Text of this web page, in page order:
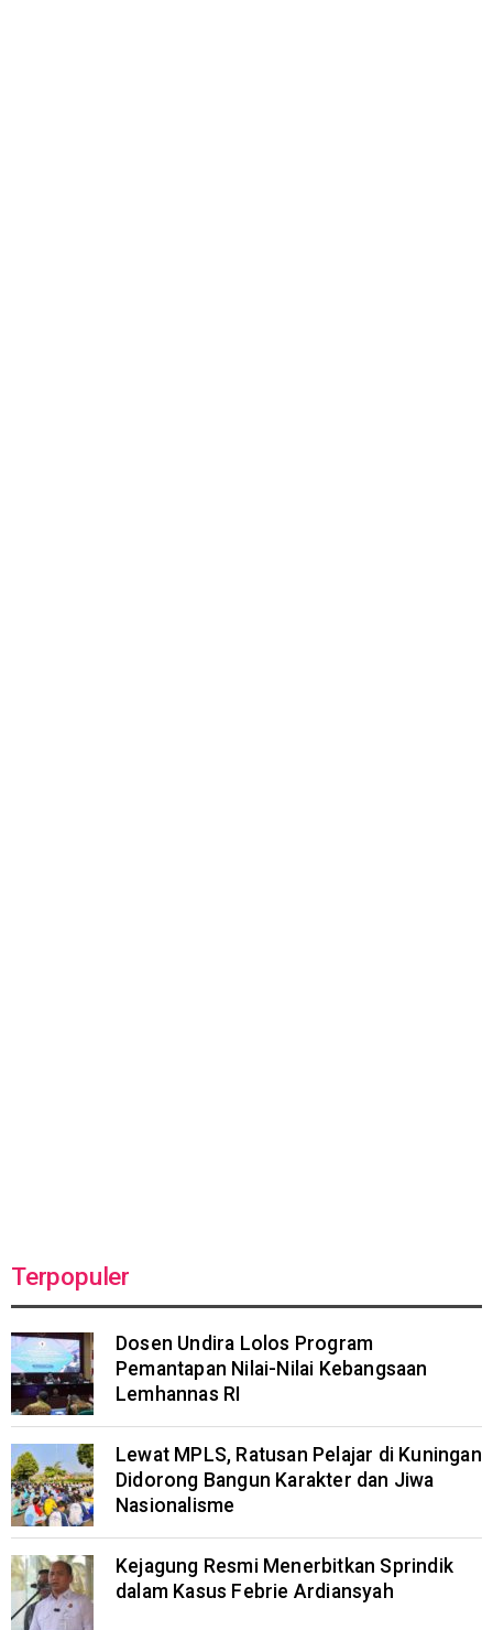
Terpopuler
Dosen Undira Lolos Program
Pemantapan Nilai-Nilai Kebangsaan
Lemhannas RI
Lewat MPLS, Ratusan Pelajar di Kuningan
Didorong Bangun Karakter dan Jiwa
Nasionalisme
Kejagung Resmi Menerbitkan Sprindik
dalam Kasus Febrie Ardiansyah